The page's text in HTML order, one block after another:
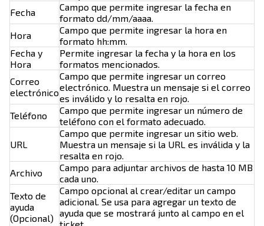
Fecha
Campo que permite ingresar la fecha en
formato dd/mm/aaaa.
Hora
Campo que permite ingresar la hora en
formato hh:mm.
Fecha y
Hora
Permite ingresar la fecha y la hora en los
formatos mencionados.
Correo
electrónico
Campo que permite ingresar un correo
electrónico. Muestra un mensaje si el correo
es inválido y lo resalta en rojo.
Teléfono
Campo que permite ingresar un número de
teléfono con el formato adecuado.
URL
Campo que permite ingresar un sitio web.
Muestra un mensaje si la URL es inválida y la
resalta en rojo.
Archivo
Campo para adjuntar archivos de hasta 10 MB
cada uno.
Texto de
ayuda
(Opcional)
Campo opcional al crear/editar un campo
adicional. Se usa para agregar un texto de
ayuda que se mostrará junto al campo en el